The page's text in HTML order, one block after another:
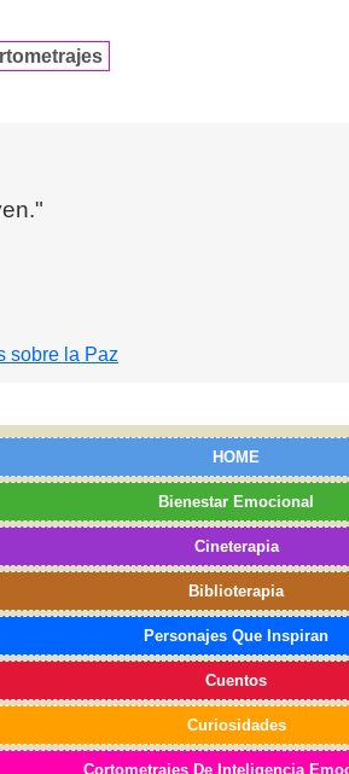
sobre la Paz
HOME
Bienestar Emocional
Cineterapia
Biblioterapia
Personajes Que Inspiran
Cuentos
Curiosidades
Cortometrajes De Inteligencia